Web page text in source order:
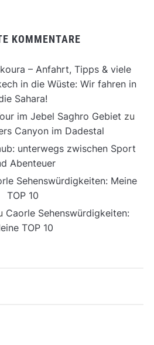
KOMMENTARE
– Anfahrt, Tipps & viele
in die Wüste: Wir fahren in
Sahara!
im Jebel Saghro Gebiet zu
Canyon im Dadestal
unterwegs zwischen Sport
Abenteuer
Sehenswürdigkeiten: Meine
TOP 10
Caorle Sehenswürdigkeiten:
TOP 10